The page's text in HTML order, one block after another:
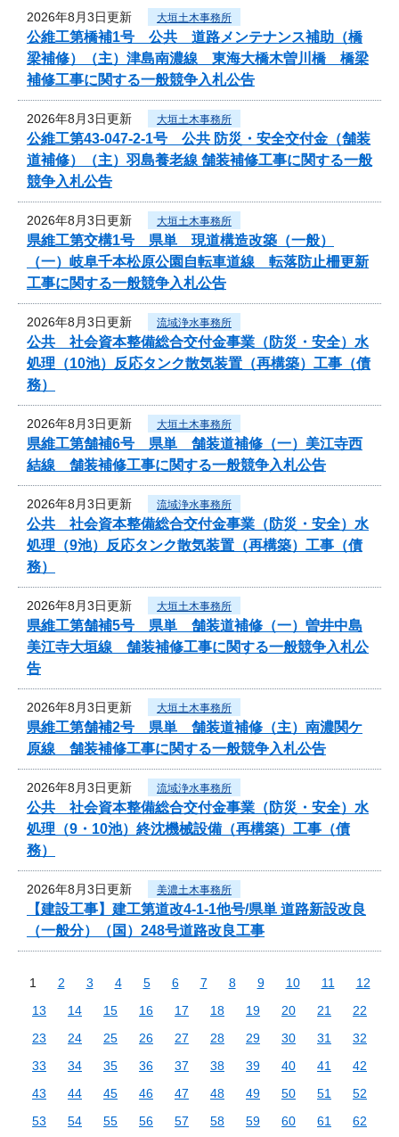
2026年8月3日更新 大垣土木事務所
公維工第橋補1号 公共 道路メンテナンス補助（橋
梁補修）（主）津島南濃線 東海大橋木曽川橋 橋梁
補修工事に関する一般競争入札公告
2026年8月3日更新 大垣土木事務所
公維工第43-047-2-1号 公共 防災・安全交付金（舗装
道補修）（主）羽島養老線 舗装補修工事に関する一般
競争入札公告
2026年8月3日更新 大垣土木事務所
県維工第交構1号 県単 現道構造改築（一般）
（一）岐阜千本松原公園自転車道線 転落防止柵更新
工事に関する一般競争入札公告
2026年8月3日更新 流域浄水事務所
公共 社会資本整備総合交付金事業（防災・安全）水
処理（10池）反応タンク散気装置（再構築）工事（債
務）
2026年8月3日更新 大垣土木事務所
県維工第舗補6号 県単 舗装道補修（一）美江寺西
結線 舗装補修工事に関する一般競争入札公告
2026年8月3日更新 流域浄水事務所
公共 社会資本整備総合交付金事業（防災・安全）水
処理（9池）反応タンク散気装置（再構築）工事（債
務）
2026年8月3日更新 大垣土木事務所
県維工第舗補5号 県単 舗装道補修（一）曽井中島
美江寺大垣線 舗装補修工事に関する一般競争入札公
告
2026年8月3日更新 大垣土木事務所
県維工第舗補2号 県単 舗装道補修（主）南濃関ケ
原線 舗装補修工事に関する一般競争入札公告
2026年8月3日更新 流域浄水事務所
公共 社会資本整備総合交付金事業（防災・安全）水
処理（9・10池）終沈機械設備（再構築）工事（債
務）
2026年8月3日更新 美濃土木事務所
【建設工事】建工第道改4-1-1他号/県単 道路新設改良
（一般分）（国）248号道路改良工事
1 2 3 4 5 6 7 8 9 10 11
12
13
14 15 16 17 18 19 20 21
22
23
24 25 26 27 28 29 30 31
32
33
34 35 36 37 38 39 40 41
42
43
44 45 46 47 48 49 50 51
52
53
54 55 56 57 58 59 60 61
62